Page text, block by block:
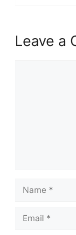
Leave a
Name
Email